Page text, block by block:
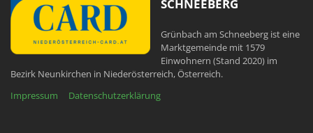
SCHNEEBERG
Grünbach am Schneeberg ist eine
Marktgemeinde mit 1579
Einwohnern (Stand 2020) im
Bezirk Neunkirchen in Niederösterreich, Österreich.
Impressum
Datenschutzerklärung